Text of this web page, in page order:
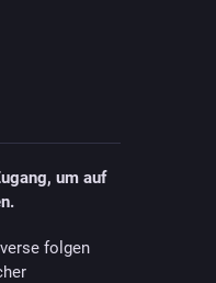
um auf
folgen